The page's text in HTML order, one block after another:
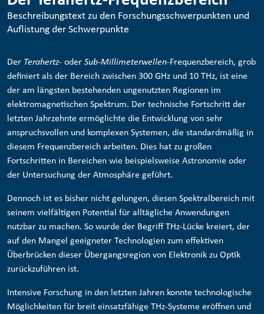
Beschreibungstext zu den Forschungsschwerpunkten und
Auflistung der Schwerpunkte
Der Terahertz- oder Sub-Millimeterwellen-Frequenzbereich, grob
definiert als der Bereich zwischen 300 GHz und 10 THz, ist eine
der am längsten bestehenden ungenutzten Regionen im
elektromagnetischen Spektrum. Der technische Fortschritt der
letzten Jahrzehnte ermöglichte die Entwicklung von sehr
anspruchsvollen und komplexen Systemen, die standardmäßig in
diesem Frequenzbereich arbeiten. Dies hat zu großen
Fortschritten in Bereichen wie beispielsweise Astronomie oder
der Untersuchung der Atmosphäre geführt.
Dennoch ist es bisher nicht gelungen, diesen Spektralbereich mit
seinem vielfältigen Potential für alltägliche Anwendungen
nutzbar zu machen. So wurde der Begriff THz-Lücke kreiert, der
auf den Mangel geeigneter Technologien zum effektiven
Überbrücken dieser Übergangsregion von Elektronik zu Optik
zurückzuführen ist.
Intensive Forschung in den letzten Jahren konnte technologische
Möglichkeiten für breit einsatzfähige THz-Systeme eröffnen und